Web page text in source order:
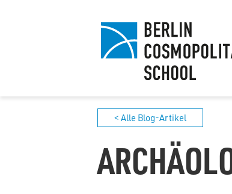
< Alle Blog-Artikel